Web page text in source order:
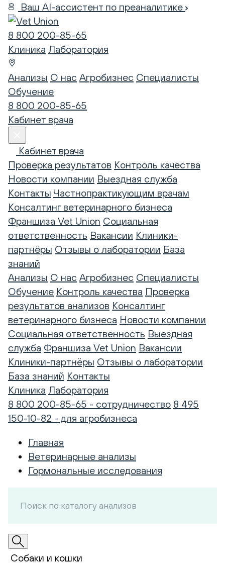
Ваш AI-ассистент по преаналитике
8 800 200-85-65
Клиника Лаборатория
Анализы О нас Агробизнес Специалисты
Обучение
8 800 200-85-65
Кабинет врача
Кабинет врача
Проверка результатов Контроль качества
Новости компании Выездная служба
Контакты Частнопрактикующим врачам
Консалтинг ветеринарного бизнеса
Франшиза Vet Union Социальная
ответственность Вакансии Клиники-
партнёры Отзывы о лаборатории База
знаний
Анализы О нас Агробизнес Специалисты
Обучение Контроль качества Проверка
результатов анализов Консалтинг
ветеринарного бизнеса Новости компании
Социальная ответственность Выездная
служба Франшиза Vet Union Вакансии
Клиники-партнёры Отзывы о лаборатории
База знаний Контакты
Клиника Лаборатория
8 800 200-85-65 - сотрудничество 8 495
150-10-82 - для агробизнеса
Главная
Ветеринарные анализы
Гормональные исследования
Собаки и кошки